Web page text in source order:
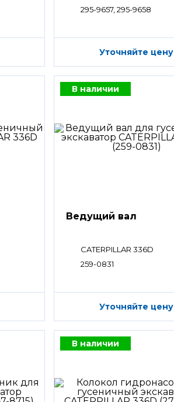
295-9657, 295-9658
Уточняйте цену
В наличии
Ведущий вал
CATERPILLAR 336D
259-0831
Уточняйте цену
В наличии